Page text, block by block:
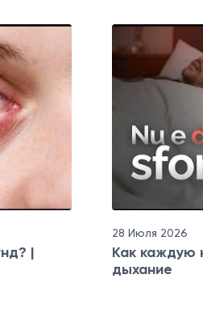
|
28 Июля 2026
Как каждую
дыхание